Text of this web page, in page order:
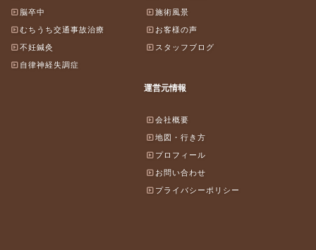
脳卒中
むちうち交通事故治療
不妊鍼灸
自律神経失調症
施術風景
お客様の声
スタッフブログ
運営元情報
会社概要
地図・行き方
プロフィール
お問い合わせ
プライバシーポリシー